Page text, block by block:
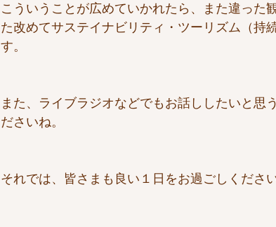
こういうことが広めていかれたら、また違った
た改めてサステイナビリティ・ツーリズム（持
す。
また、ライブラジオなどでもお話ししたいと思
ださいね。
それでは、皆さまも良い１日をお過ごしください